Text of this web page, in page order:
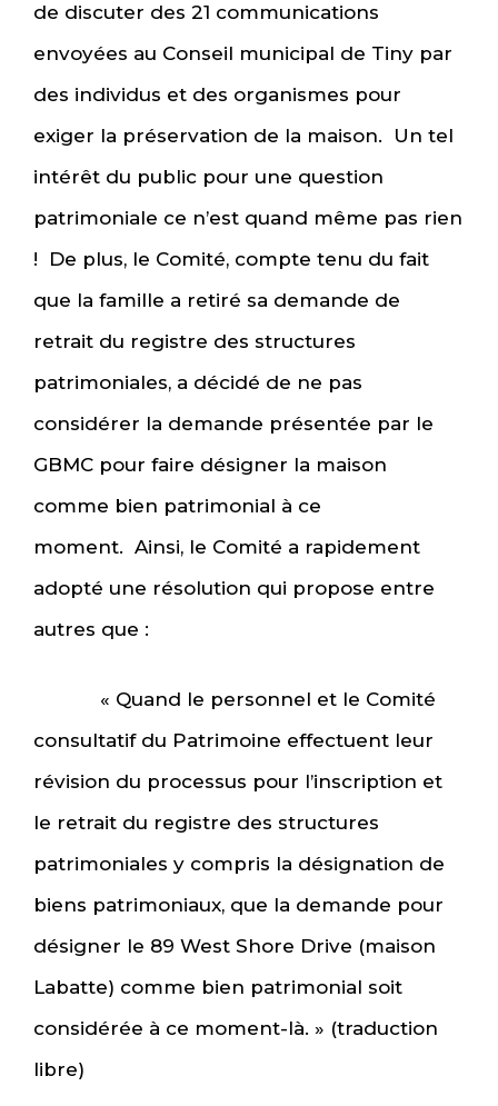
de discuter des 21 communications
envoyées au Conseil municipal de Tiny par
des individus et des organismes pour
exiger la préservation de la maison. Un tel
intérêt du public pour une question
patrimoniale ce n’est quand même pas rien
! De plus, le Comité, compte tenu du fait
que la famille a retiré sa demande de
retrait du registre des structures
patrimoniales, a décidé de ne pas
considérer la demande présentée par le
GBMC pour faire désigner la maison
comme bien patrimonial à ce
moment. Ainsi, le Comité a rapidement
adopté une résolution qui propose entre
autres que :
« Quand le personnel et le Comité
consultatif du Patrimoine effectuent leur
révision du processus pour l’inscription et
le retrait du registre des structures
patrimoniales y compris la désignation de
biens patrimoniaux, que la demande pour
désigner le 89 West Shore Drive (maison
Labatte) comme bien patrimonial soit
considérée à ce moment-là. » (traduction
libre)